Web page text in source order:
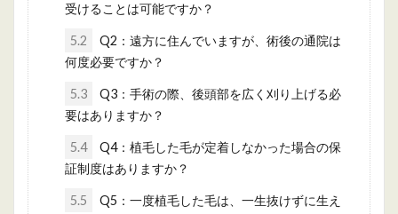
受けることは可能ですか？
5.2
Q2：遠方に住んでいますが、術後の通院は
何度必要ですか？
5.3
Q3：手術の際、後頭部を広く刈り上げる必
要はありますか？
5.4
Q4：植毛した毛が定着しなかった場合の保
証制度はありますか？
5.5 Q5：一度植毛した毛は、一生抜けずに生え